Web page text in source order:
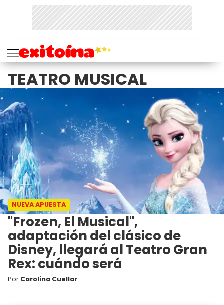
TEATRO MUSICAL
NUEVA APUESTA
"Frozen, El Musical",
adaptación del clásico de
Disney, llegará al Teatro Gran
Rex: cuándo será
Por Carolina Cuellar